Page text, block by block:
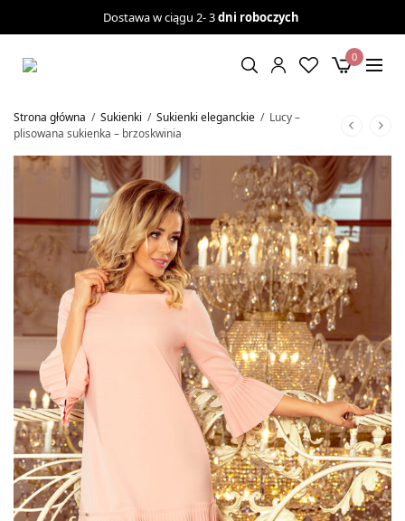
Dostawa w ciągu 2- 3dni roboczych
0
Strona główna / Sukienki / Sukienki eleganckie / Lucy –
plisowana sukienka – brzoskwinia